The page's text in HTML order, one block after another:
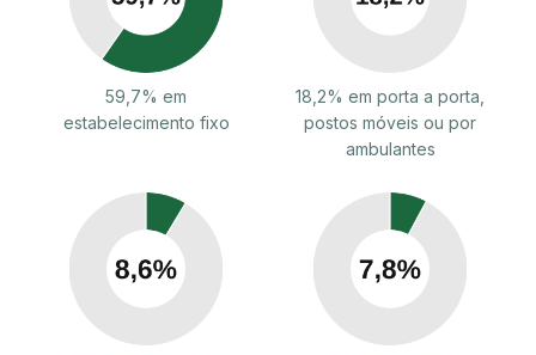
59,7% em
estabelecimento fixo
18,2% em porta a porta,
postos móveis ou por
ambulantes